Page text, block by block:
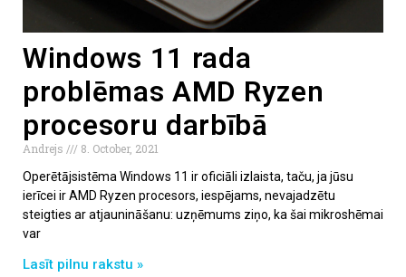
Windows 11 rada
problēmas AMD Ryzen
procesoru darbībā
Andrejs
8. October, 2021
Operētājsistēma Windows 11 ir oficiāli izlaista, taču, ja jūsu
ierīcei ir AMD Ryzen procesors, iespējams, nevajadzētu
steigties ar atjaunināšanu: uzņēmums ziņo, ka šai mikroshēmai
var
Lasīt pilnu rakstu »